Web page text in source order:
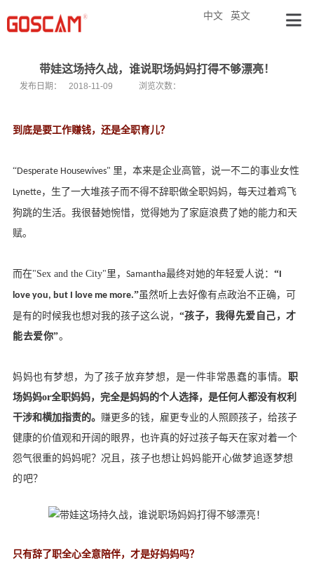
英文
中文
带娃这场持久战，谁说职场妈妈打得不够漂亮！
发布日期： 2018-11-09 浏览次数：
到底是要工作赚钱，还是全职育儿？
“Desperate Housewives" 里，本来是企业高管，说一不二的事业女性
Lynette，生了一大堆孩子而不得不辞职做全职妈妈，每天过着鸡飞
狗跳的生活。我很替她惋惜，觉得她为了家庭浪费了她的能力和天
赋。
而在"Sex and the City"里， Samantha最终对她的年轻爱人说： “I
love you, but I love me more.”虽然听上去好像有点政治不正确，可
是有的时候我也想对我的孩子这么说， “孩子，我得先爱自己，才
能去爱你”。
妈妈也有梦想，为了孩子放弃梦想，是一件非常愚蠢的事情。 职
场妈妈or全职妈妈，完全是妈妈的个人选择，是任何人都没有权利
干涉和横加指责的。 赚更多的钱，雇更专业的人照顾孩子，给孩子
健康的价值观和开阔的眼界，也许真的好过孩子每天在家对着一个
怨气很重的妈妈呢？况且， 孩子也想让妈妈能开心做梦追逐梦想
的吧？
只有辞了职全心全意陪伴，才是好妈妈吗？